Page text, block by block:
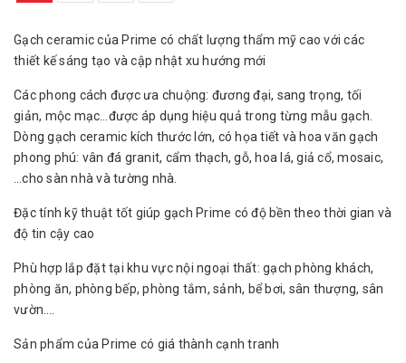
Gạch ceramic của Prime có chất lượng thẩm mỹ cao với các
thiết kế sáng tạo và cập nhật xu hướng mới
Các phong cách được ưa chuộng: đương đại, sang trọng, tối
giản, mộc mạc…được áp dụng hiệu quả trong từng mẫu gạch.
Dòng gạch ceramic kích thước lớn, có họa tiết và hoa văn gạch
phong phú: vân đá granit, cẩm thạch, gỗ, hoa lá, giả cổ, mosaic,
…cho sàn nhà và tường nhà.
Đặc tính kỹ thuật tốt giúp gạch Prime có độ bền theo thời gian và
độ tin cậy cao
Phù hợp lắp đặt tại khu vực nội ngoại thất: gạch phòng khách,
phòng ăn, phòng bếp, phòng tắm, sảnh, bể bơi, sân thượng, sân
vườn….
Sản phẩm của Prime có giá thành cạnh tranh